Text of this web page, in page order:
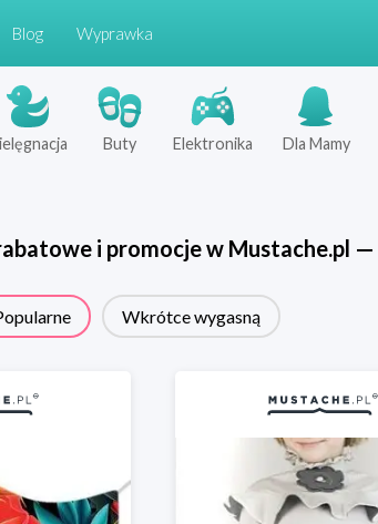
Blog Wyprawka
Buty Elektronika Dla Mamy
i promocje w Mustache.pl —
Wkrótce wygasną